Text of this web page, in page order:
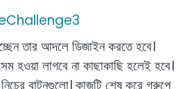
তার আদলে ডিজাইন করতে হবে।
লাগবে না কাছাকাছি হলেই হবে।